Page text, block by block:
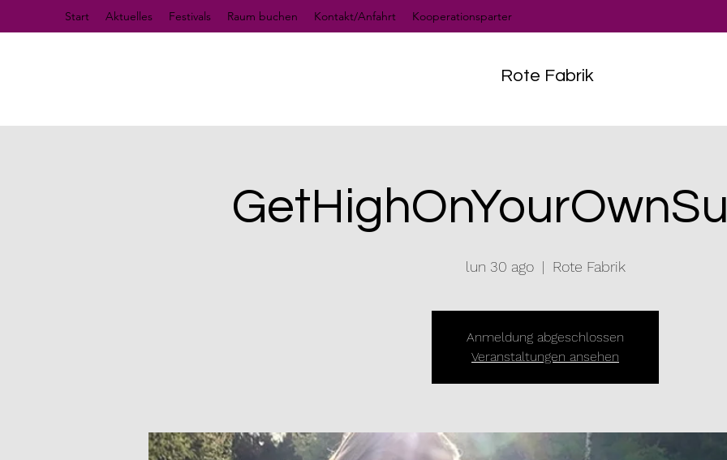
Start Aktuelles Festivals Raum buchen Kontakt/Anfahrt Kooperationsparter
Rote Fabrik
lun 30 ago
  |
Rote Fabrik
Anmeldung abgeschlossen
Veranstaltungen ansehen